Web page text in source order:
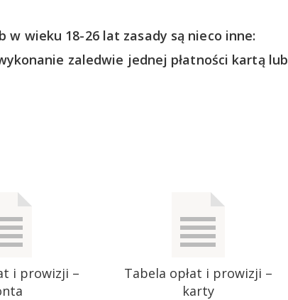
w wieku 18-26 lat zasady są nieco inne:
zaledwie jednej płatności kartą lub
i prowizji –
Tabela opłat i prowizji –
karty